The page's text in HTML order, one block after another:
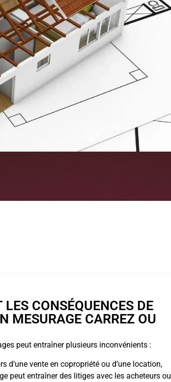
LES CONSÉQUENCES DE
MESURAGE CARREZ OU
peut entraîner plusieurs inconvénients :
d’une vente en copropriété ou d’une location,
peut entraîner des litiges avec les acheteurs ou